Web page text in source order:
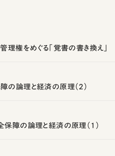
理権をめぐる「覚書の書き換え」
論理と経済の原理（2）
障の論理と経済の原理（1）